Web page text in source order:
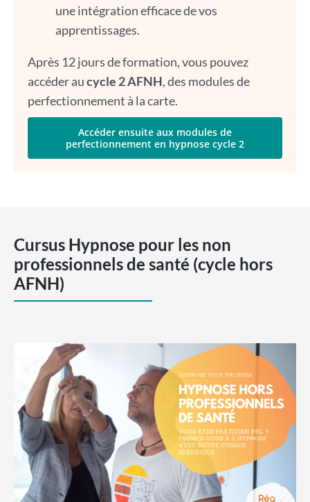
une intégration efficace de vos
apprentissages.
Après 12 jours de formation, vous pouvez
accéder aucycle 2 AFNH, des modules de
perfectionnement à la carte.
Accéder ensuite aux modules de
perfectionnement en hypnose cycle 2
Cursus Hypnose pour les non
professionnels de santé (cycle hors
AFNH)